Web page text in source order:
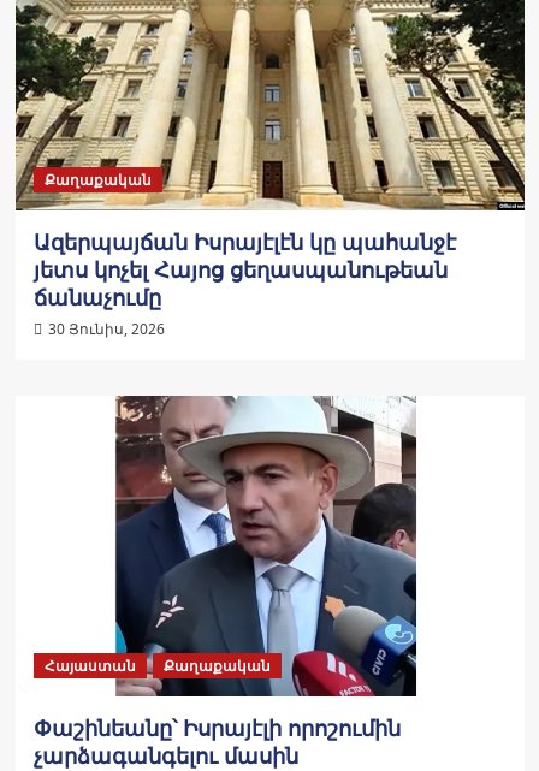
Քաղաքական
Ազերպայճան Իսրայէլէն կը պահանջէ
յետս կոչել Հայոց ցեղասպանութեան
ճանաչումը
30 Յունիս, 2026
Հայաստան Քաղաքական
Փաշինեանը՝ Իսրայէլի որոշումին
չարձագանգելու մասին